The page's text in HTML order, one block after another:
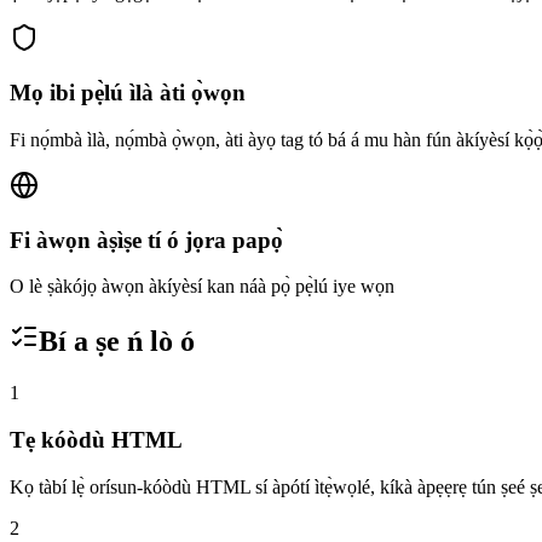
Mọ ibi pẹ̀lú ìlà àti ọ̀wọn
Fi nọ́mbà ìlà, nọ́mbà ọ̀wọn, àti àyọ tag tó bá á mu hàn fún àkíyèsí
Fi àwọn àṣìṣe tí ó jọra papọ̀
O lè ṣàkójọ àwọn àkíyèsí kan náà pọ̀ pẹ̀lú iye wọn
Bí a ṣe ń lò ó
1
Tẹ kóòdù HTML
Kọ tàbí lẹ̀ orísun-kóòdù HTML sí àpótí ìtẹ̀wọlé, kíkà àpẹẹrẹ tún ṣeé
2